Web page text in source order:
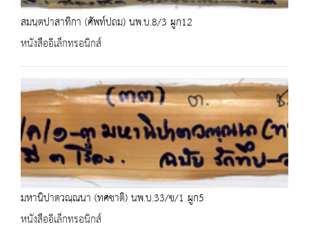
สมนฺตปาสาทิกา (ศัพท์ปถม) นพ.บ.8/3 ผูก12
หนังสืออิเล็กทรอนิกส์
มหานิปาตวณฺณนา (ทศชาติ) นพ.บ.33/ข/1 ผูก5
หนังสืออิเล็กทรอนิกส์